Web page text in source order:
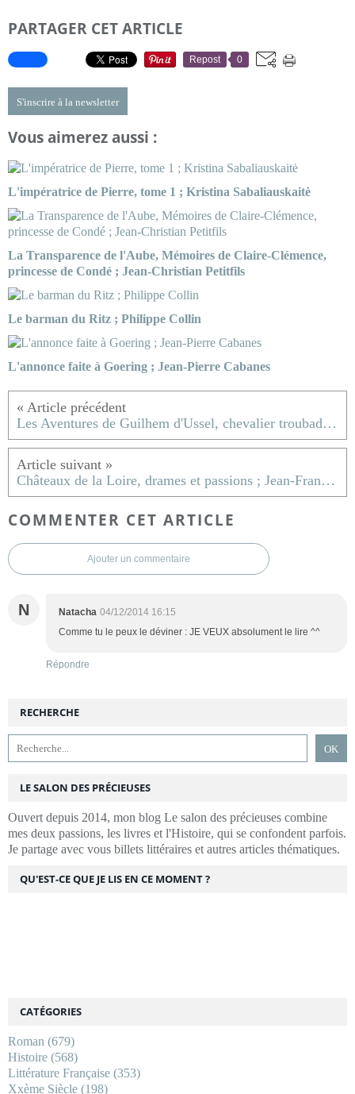
PARTAGER CET ARTICLE
Repost 0
S'inscrire à la newsletter
Vous aimerez aussi :
L'impératrice de Pierre, tome 1 ; Kristina Sabaliauskaitė
La Transparence de l'Aube, Mémoires de Claire-Clémence,
princesse de Condé ; Jean-Christian Petitfils
Le barman du Ritz ; Philippe Collin
L'annonce faite à Goering ; Jean-Pierre Cabanes
Les Aventures de Guilhem d'Ussel, chevalier troubadour, tome 3, Londres, 1200 ; Jean d'Aillon
Châteaux de la Loire, drames et passions ; Jean-François Blondel
COMMENTER CET ARTICLE
Ajouter un commentaire
N Natacha 04/12/2014 16:15
Comme tu le peux le déviner : JE VEUX absolument le lire ^^
Répondre
RECHERCHE
LE SALON DES PRÉCIEUSES
Ouvert depuis 2014, mon blog Le salon des précieuses combine
mes deux passions, les livres et l'Histoire, qui se confondent parfois.
Je partage avec vous billets littéraires et autres articles thématiques.
CATÉGORIES
Roman (679)
Histoire (568)
Littérature Française (353)
Xxème Siècle (198)
QU'EST-CE QUE JE LIS EN CE MOMENT ?